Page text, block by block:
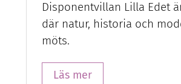
Disponentvillan Lilla Edet
där natur, historia och
möts.
Läs mer